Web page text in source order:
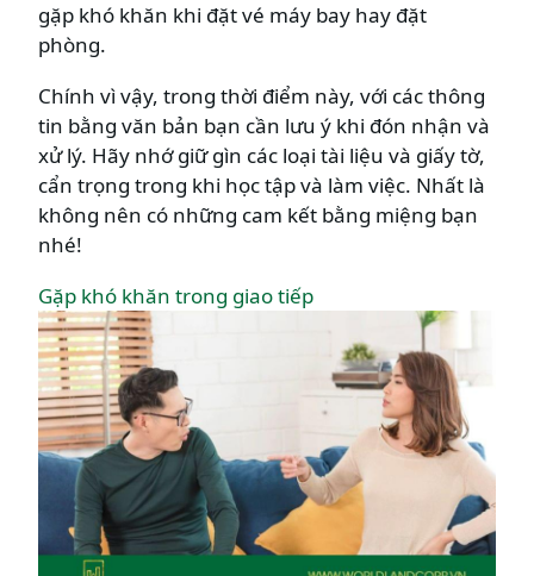
gặp khó khăn khi đặt vé máy bay hay đặt
phòng.
Chính vì vậy, trong thời điểm này, với các thông
tin bằng văn bản bạn cần lưu ý khi đón nhận và
xử lý. Hãy nhớ giữ gìn các loại tài liệu và giấy tờ,
cẩn trọng trong khi học tập và làm việc. Nhất là
không nên có những cam kết bằng miệng bạn
nhé!
Gặp khó khăn trong giao tiếp